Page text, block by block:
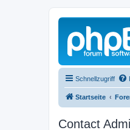
Schnellzugriff
Startseite
Contact